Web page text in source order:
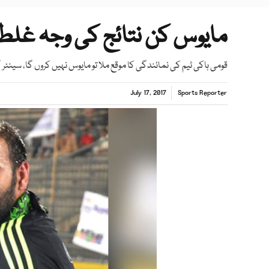
مایوس کن نتائج کی وجہ
قومی ہاکی ٹیم کی نمائندگی کا موقع ملا تو مایوس نہیں کروں گا،
Sports Reporter
July 17, 2017